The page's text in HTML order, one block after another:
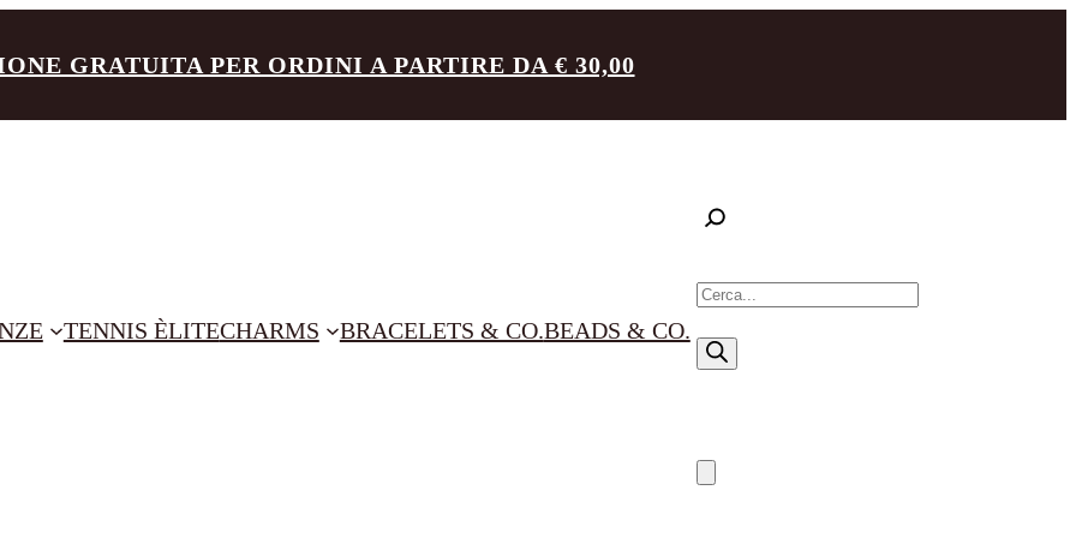
GRATUITA PER ORDINI A PARTIRE DA € 30,00
TENNIS ÈLITECHARMS BRACELETS & CO.BEADS & CO.
R
c
c